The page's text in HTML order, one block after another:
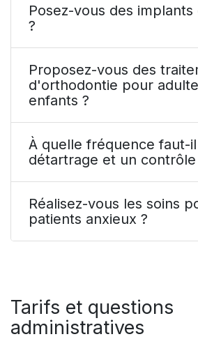
Posez-vous des implants
?
Proposez-vous des
d'orthodontie pour
enfants ?
À quelle fréquence faut-
détartrage et un
Réalisez-vous les soins
patients anxieux ?
Tarifs et questions
administratives